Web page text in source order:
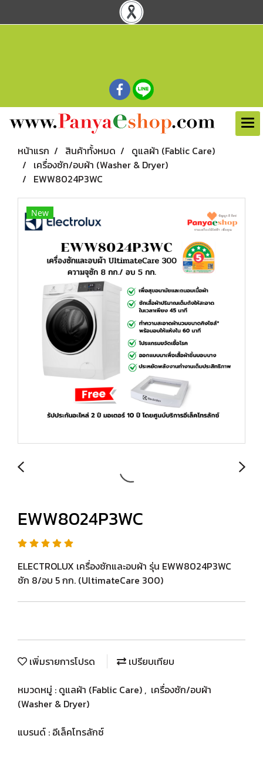
หน้าแรก สินค้าทั้งหมด
ดูแลผ้า (Fablic Care)
เครื่องซัก/อบผ้า (Washer & Dryer)
EWW8024P3WC
New
EWW8024P3WC
ELECTROLUX เครื่องซักและอบผ้า รุ่น EWW8024P3WC
ซัก 8/อบ 5 กก. (UltimateCare 300)
เพิ่มรายการโปรด
เปรียบเทียบ
หมวดหมู่ : ดูแลผ้า (Fablic Care) , เครื่องซัก/อบผ้า
(Washer & Dryer)
แบรนด์ : อีเล็คโทรลักซ์